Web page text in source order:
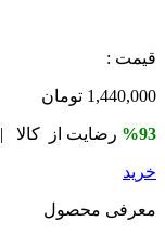
قیمت :
1,440,000 تومان
%93 رضایت از کالا |
خرید
معرفی محصول